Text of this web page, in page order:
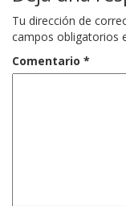
Tu dirección de
campos obligatorios
Comentario *